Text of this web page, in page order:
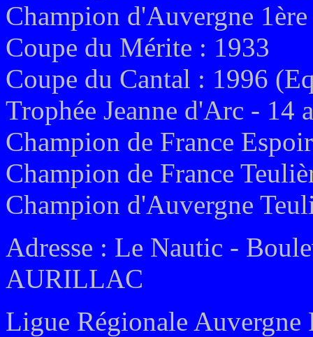
Champion d'Auvergne
Coupe du Mérite : 1933
Coupe du Cantal : 1996
Trophée Jeanne d'Arc - 14
Champion de France
Champion de France
Champion d'Auvergne
Adresse : Le Nautic -
AURILLAC
Ligue Régionale Auvergne